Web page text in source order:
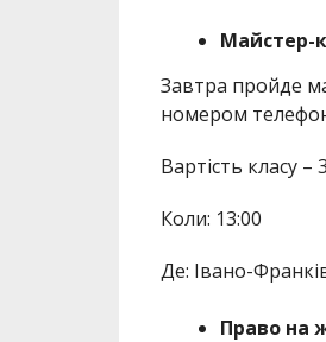
Майстер-
Завтра пройде
номером
Вартість класу –
Коли: 13:00
Де: Івано-
Право на